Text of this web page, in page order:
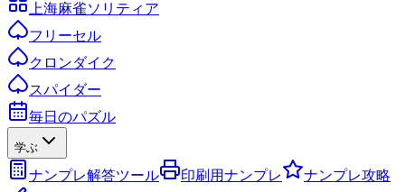
上海麻雀ソリティア
フリーセル
クロンダイク
スパイダー
毎日のパズル
学ぶ
ナンプレ解答ツール 印刷用ナンプレ
ナンプレ攻略